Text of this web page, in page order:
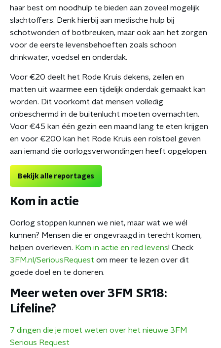
haar best om noodhulp te bieden aan zoveel mogelijk
slachtoffers. Denk hierbij aan medische hulp bij
schotwonden of botbreuken, maar ook aan het zorgen
voor de eerste levensbehoeften zoals schoon
drinkwater, voedsel en onderdak.
Voor €20 deelt het Rode Kruis dekens, zeilen en
matten uit waarmee een tijdelijk onderdak gemaakt kan
worden. Dit voorkomt dat mensen volledig
onbeschermd in de buitenlucht moeten overnachten.
Voor €45 kan één gezin een maand lang te eten krijgen
en voor €200 kan het Rode Kruis een rolstoel geven
aan iemand die oorlogsverwondingen heeft opgelopen.
Bekijk alle reportages
Kom in actie
Oorlog stoppen kunnen we niet, maar wat we wél
kunnen? Mensen die er ongevraagd in terecht komen,
helpen overleven. Kom in actie en red levens! Check
3FM.nl/SeriousRequest om meer te lezen over dit
goede doel en te doneren.
Meer weten over 3FM SR18:
Lifeline?
7 dingen die je moet weten over het nieuwe 3FM
Serious Request